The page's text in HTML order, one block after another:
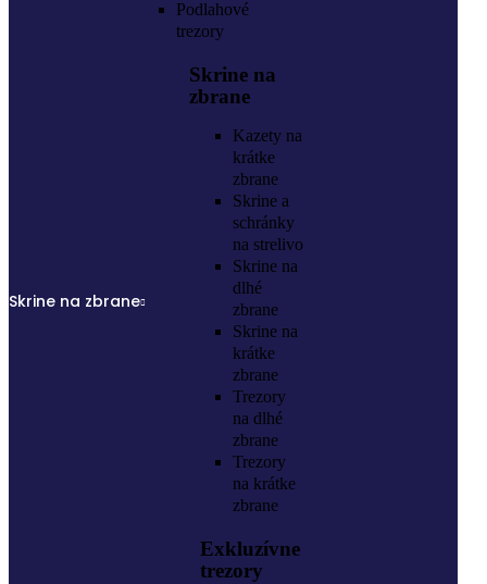
Podlahové
trezory
Skrine na zbrane
Skrine na
zbrane
Kazety na
krátke
zbrane
Skrine a
schránky
na strelivo
Skrine na
dlhé
zbrane
Skrine na
krátke
zbrane
Trezory
na dlhé
zbrane
Trezory
na krátke
zbrane
Exkluzívne
trezory